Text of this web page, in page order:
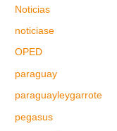
Noticias
noticiase
OPED
paraguay
paraguayleygarrote
pegasus